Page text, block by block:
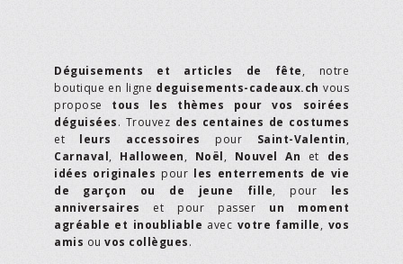
Déguisements et articles de fête, notre
boutique en ligne deguisements-cadeaux.ch vous
propose tous les thèmes pour vos soirées
déguisées. Trouvez des centaines de costumes
et leurs accessoires pour Saint-Valentin,
Carnaval, Halloween, Noël, Nouvel An et des
idées originales pour les enterrements de vie
de garçon ou de jeune fille, pour les
anniversaires et pour passer un moment
agréable et inoubliable avec votre famille, vos
amis ou vos collègues.